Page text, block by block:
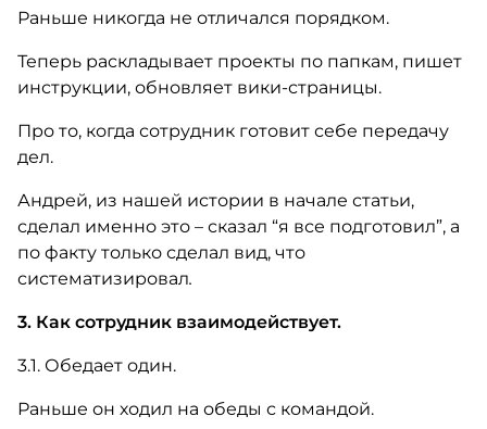
Раньше никогда не отличался порядком.
Теперь раскладывает проекты по папкам, пишет
инструкции, обновляет вики-страницы.
Про то, когда сотрудник готовит себе передачу
дел.
Андрей, из нашей истории в начале статьи,
сделал именно это – сказал “я все подготовил”, а
по факту только сделал вид, что
систематизировал.
3. Как сотрудник взаимодействует.
3.1. Обедает один.
Раньше он ходил на обеды с командой.